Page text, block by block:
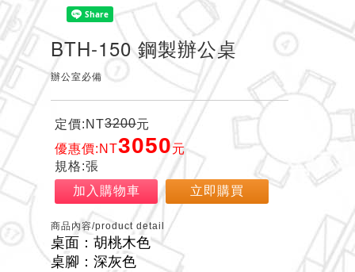
BTH-150 鋼製辦公桌
辦公室必備
定價:NT3200元
優惠價:NT3050元
規格:張
加入購物車
立即購買
商品內容/product detail
桌面：胡桃木色
桌腳：深灰色